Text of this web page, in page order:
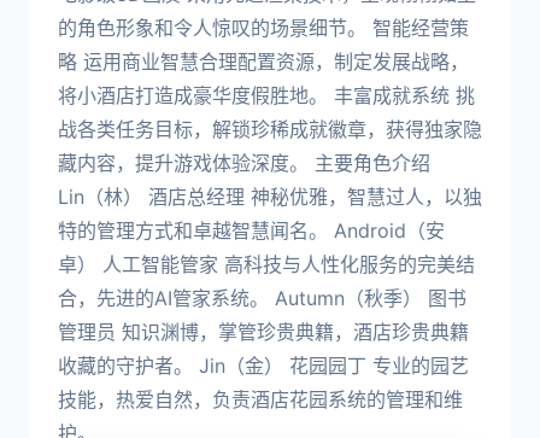
的角色形象和令人惊叹的场景细节。 智能经营策
略 运用商业智慧合理配置资源，制定发展战略，
将小酒店打造成豪华度假胜地。 丰富成就系统 挑
战各类任务目标，解锁珍稀成就徽章，获得独家隐
藏内容，提升游戏体验深度。 主要角色介绍
Lin（林） 酒店总经理 神秘优雅，智慧过人，以独
特的管理方式和卓越智慧闻名。 Android（安
卓） 人工智能管家 高科技与人性化服务的完美结
合，先进的AI管家系统。 Autumn（秋季） 图书
管理员 知识渊博，掌管珍贵典籍，酒店珍贵典籍
收藏的守护者。 Jin（金） 花园园丁 专业的园艺
技能，热爱自然，负责酒店花园系统的管理和维